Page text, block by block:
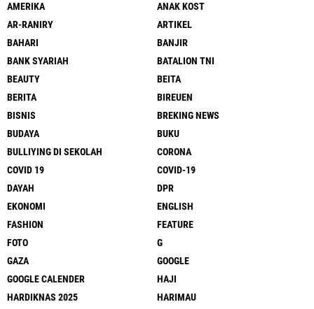
AMERIKA
ANAK KOST
AR-RANIRY
ARTIKEL
BAHARI
BANJIR
BANK SYARIAH
BATALION TNI
BEAUTY
BEITA
BERITA
BIREUEN
BISNIS
BREKING NEWS
BUDAYA
BUKU
BULLIYING DI SEKOLAH
CORONA
COVID 19
COVID-19
DAYAH
DPR
EKONOMI
ENGLISH
FASHION
FEATURE
FOTO
G
GAZA
GOOGLE
GOOGLE CALENDER
HAJI
HARDIKNAS 2025
HARIMAU